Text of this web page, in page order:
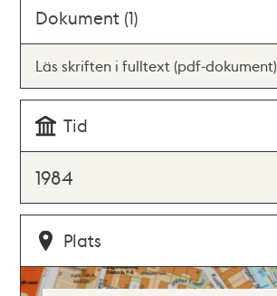
Dokument (1)
Läs skriften i fulltext (pdf-dokument)
Tid
1984
Plats